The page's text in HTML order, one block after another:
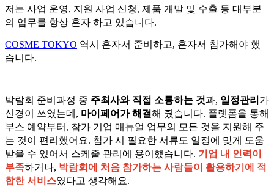
저는 사업 운영, 지원 사업 신청, 제품 개발 및 수출 등 대부분
의 업무를 항상 혼자 하고 있습니다.
COSME TOKYO 역시 혼자서 준비하고, 혼자서 참가해야 했
습니다.
박람회 준비과정 중 주최사와 직접 소통하는 것과, 일정관리 가
신경이 쓰였는데, 마이페어가 해결해 줬습니다. 플랫폼을 통해
부스 예약부터, 참가 기업 매뉴얼 업무의 모든 것을 지원해 주
는 것이 편리했어요. 참가 시 필요한 서류도 일정에 맞게 도움
받을 수 있어서 스케줄 관리에 용이했습니다. 기업 내 인력이
부족하거나, 박람회에 처음 참가하는 사람들이 활용하기에 적
합한 서비스였다고 생각해요.